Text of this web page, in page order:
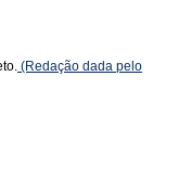
(Redação dada pelo